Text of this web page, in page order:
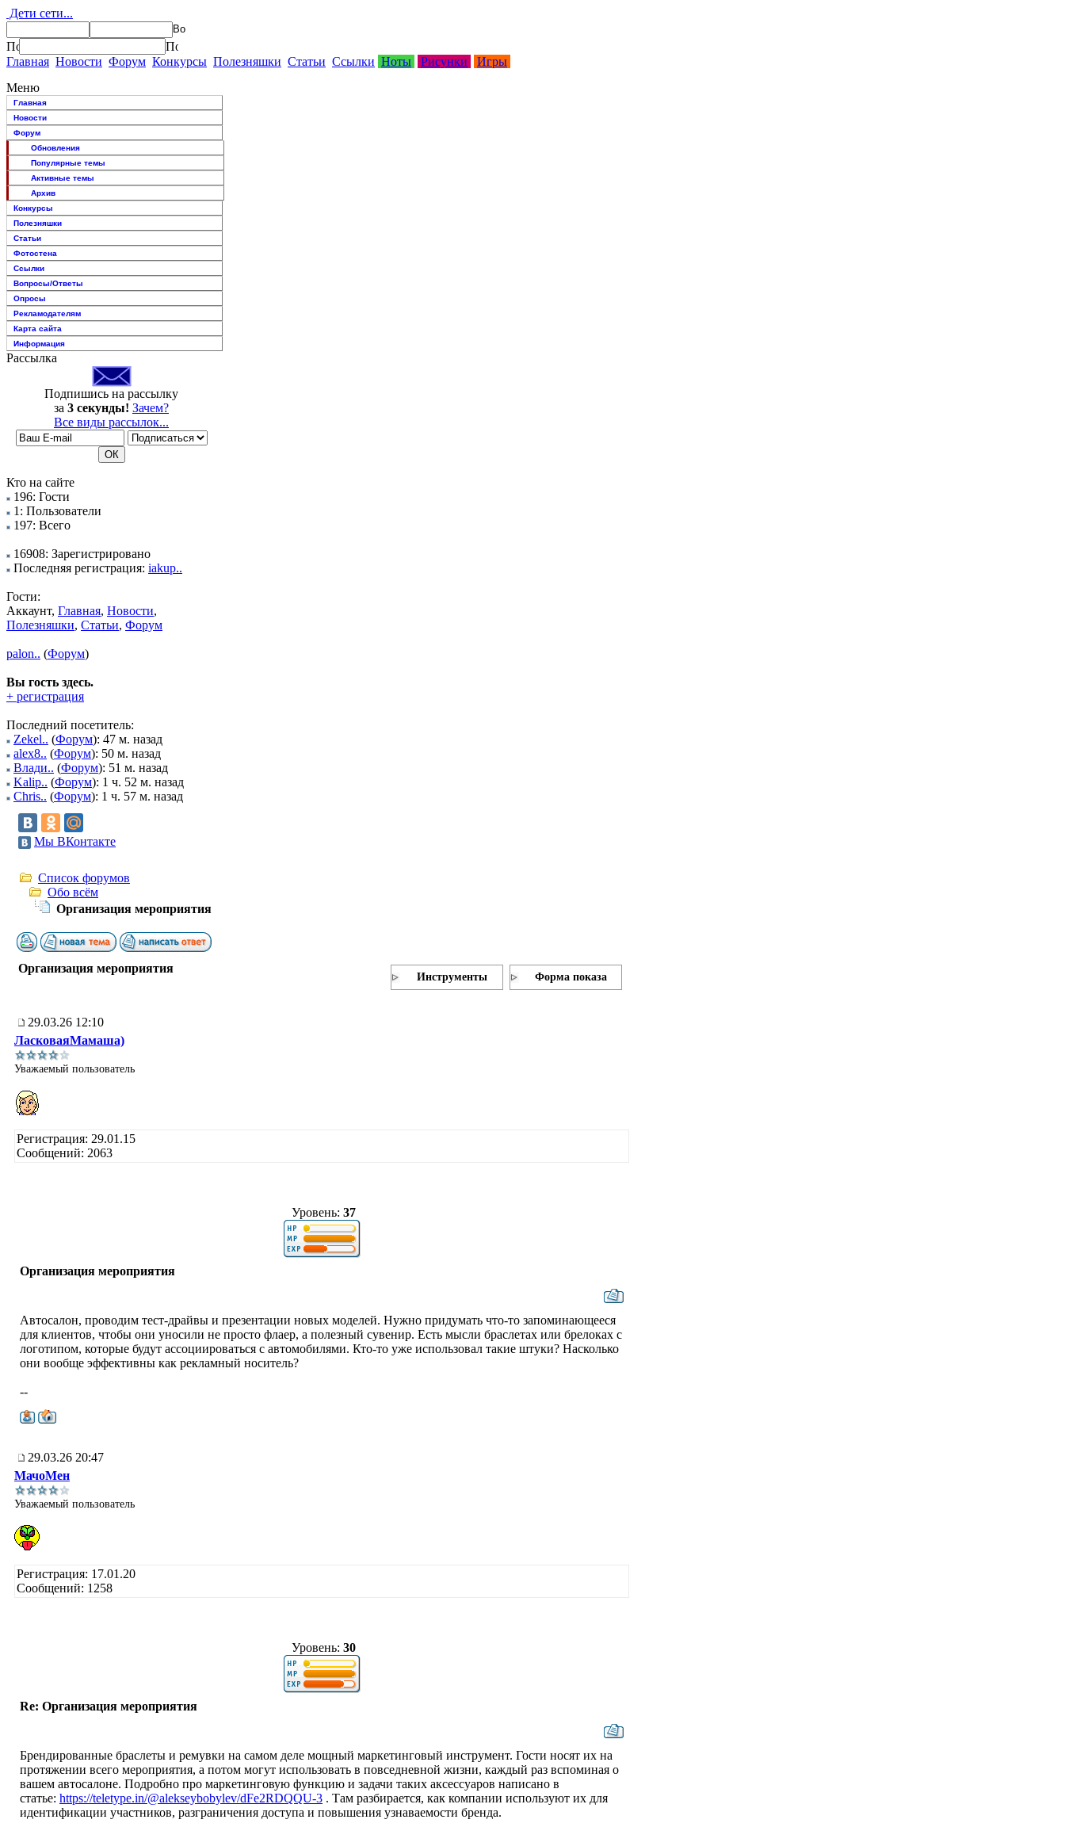
Дети сети...
Главная Новости Форум Конкурсы Полезняшки Статьи Ссылки Ноты Рисунки
Игры
Меню
Главная
Новости
Форум
Обновления
Популярные темы
Активные темы
Архив
Конкурсы
Полезняшки
Статьи
Фотостена
Ссылки
Вопросы/Ответы
Опросы
Рекламодателям
Карта сайта
Информация
Рассылка
Подпишись на рассылку
за 3 секунды! Зачем?
Все виды рассылок...
Кто на сайте
196: Гости
1: Пользователи
197: Всего
16908: Зарегистрировано
Последняя регистрация: iakup..
Гости:
Аккаунт, Главная, Новости,
Полезняшки, Статьи, Форум
palon.. (Форум)
Вы гость здесь.
+ регистрация
Последний посетитель:
Zekel.. (Форум): 47 м. назад
alex8.. (Форум): 50 м. назад
Влади.. (Форум): 51 м. назад
Kalip.. (Форум): 1 ч. 52 м. назад
Chris.. (Форум): 1 ч. 57 м. назад
Мы ВКонтакте
Список форумов
Обо всём
Организация мероприятия
Организация мероприятия
Инструменты Форма показа
29.03.26 12:10
ЛасковаяМамаша)
Уважаемый пользователь
Регистрация: 29.01.15
Сообщений: 2063
Уровень: 37
Организация мероприятия
Автосалон, проводим тест-драйвы и презентации новых моделей. Нужно придумать что-то запоминающееся
для клиентов, чтобы они уносили не просто флаер, а полезный сувенир. Есть мысли браслетах или брелоках с
логотипом, которые будут ассоциироваться с автомобилями. Кто-то уже использовал такие штуки? Насколько
они вообще эффективны как рекламный носитель?
--
29.03.26 20:47
МачоМен
Уважаемый пользователь
Регистрация: 17.01.20
Сообщений: 1258
Уровень: 30
Re: Организация мероприятия
Брендированные браслеты и ремувки на самом деле мощный маркетинговый инструмент. Гости носят их на
протяжении всего мероприятия, а потом могут использовать в повседневной жизни, каждый раз вспоминая о
вашем автосалоне. Подробно про маркетинговую функцию и задачи таких аксессуаров написано в
статье: https://teletype.in/@alekseybobylev/dFe2RDQQU-3 . Там разбирается, как компании используют их для
идентификации участников, разграничения доступа и повышения узнаваемости бренда.